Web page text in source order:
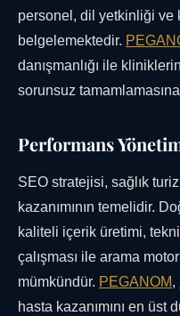
personel, dil yetkinliği ve
belgelemektedir.
danışmanlığı ile
sorunsuz tamamlamasına
Performans
SEO stratejisi, sağlık
kazanımının temelidir.
kaliteli içerik üretimi,
çalışması ile arama
mümkündür. PEGANOM,
hasta kazanımını en üst